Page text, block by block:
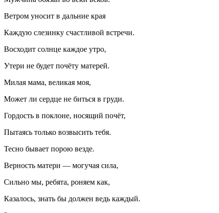
Ветром уносит в дальние края
Каждую слезинку счастливой встречи.
Восходит солнце каждое утро,
Утери не будет почёту матерей.
Милая мама, великая моя,
Может ли сердце не биться в груди.
Гордость в поклоне, носящий почёт,
Пытаясь только возвысить тебя.
Тесно бывает порою везде.
Верность матери — могучая сила,
Сильно мы, ребята, роняем как,
Казалось, знать бы должен ведь каждый.